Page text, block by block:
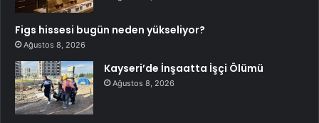
Figs hissesi bugün neden yükseliyor?
Ağustos 8, 2026
Kayseri’de İnşaatta İşçi Ölümü
Ağustos 8, 2026